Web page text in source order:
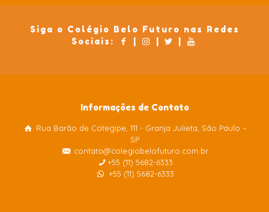
Siga o Colégio Belo Futuro nas Redes
Sociais:
| | |
Informações de Contato
Rua Barão de Cotegipe, 111 - Granja Julieta, São Paulo –
SP
contato@colegiobelofuturo.com.br
+55 (11) 5682-6333
+55 (11) 5682-6333
Colégio Belo Futuro
Internacional